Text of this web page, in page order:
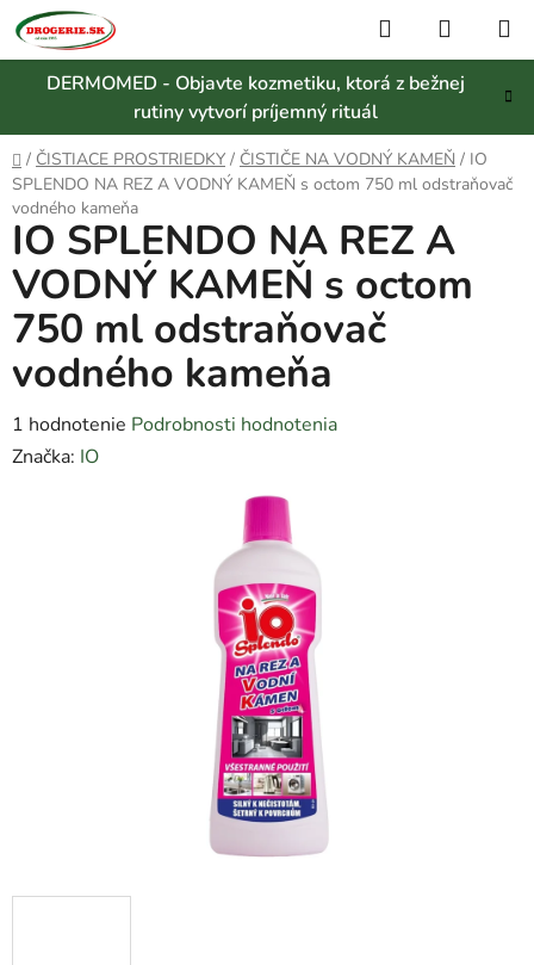
Prejsť
na
obsah
DERMOMED - Objavte kozmetiku, ktorá z bežnej
rutiny vytvorí príjemný rituál
Hľadať
KOŠÍK
Domov
/ ČISTIACE PROSTRIEDKY / ČISTIČE NA VODNÝ KAMEŇ / IO
SPLENDO NA REZ A VODNÝ KAMEŇ s octom 750 ml odstraňovač
vodného kameňa
IO SPLENDO NA REZ A
VODNÝ KAMEŇ s octom
750 ml odstraňovač
vodného kameňa
Priemerné
hodnotenie
1 hodnotenie Podrobnosti hodnotenia
Značka: IO